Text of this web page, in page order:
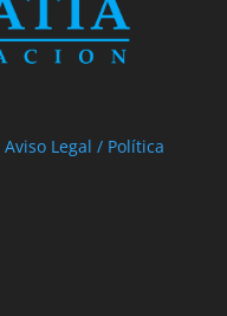
Aviso Legal / Política